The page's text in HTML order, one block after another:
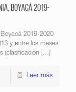
Boyacá 2019-
2019-2020
y entre los meses
(clasificación […]
Leer más